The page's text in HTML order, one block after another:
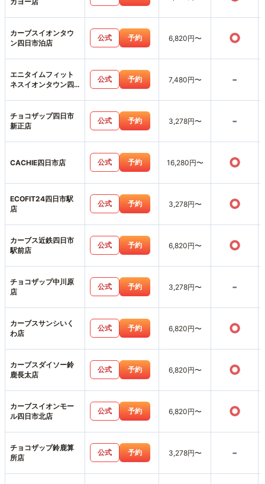
カーブスイオンタウ
ン四日市泊店
公式 予約 6,820円〜 ○
エニタイムフィット
ネスイオンタウン四
公式 予約 7,480円〜 -
チョコザップ四日市
新正店
公式 予約 3,278円〜 -
CACHIE四日市店 公式 予約 16,280円〜 ○
ECOFIT24四日市駅
店
公式 予約 3,278円〜 ○
カーブス近鉄四日市
駅前店
公式 予約 6,820円〜 ○
チョコザップ中川原
店
公式 予約 3,278円〜 -
カーブスサンシいく
わ店
公式 予約 6,820円〜 ○
カーブスダイソー鈴
鹿長太店
公式 予約 6,820円〜 ○
カーブスイオンモー
ル四日市北店
公式 予約 6,820円〜 ○
チョコザップ鈴鹿算
所店
公式 予約 3,278円〜 -